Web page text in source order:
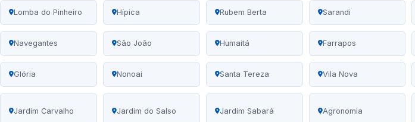
Lomba do Pinheiro Hípica Rubem Berta Sarandi
Navegantes São João Humaitá Farrapos
Glória Nonoai Santa Tereza Vila Nova
Jardim Carvalho Jardim do Salso Jardim Sabará Agronomia